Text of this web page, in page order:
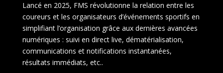
Lancé en 2025, FMS révolutionne la relation entre les
coureurs et les organisateurs d’événements sportifs en
simplifiant l’organisation grâce aux dernières avancées
numériques : suivi en direct live, dématérialisation,
communications et notifications instantanées,
résultats immédiats, etc..